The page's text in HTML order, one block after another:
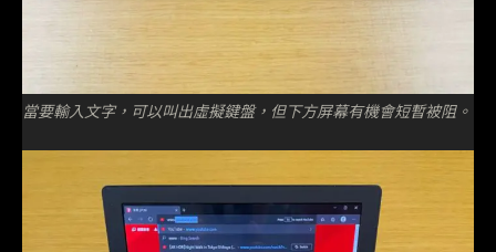
當要輸入文字，可以叫出虛擬鍵盤，但下方屏幕有機會短暫被阻。